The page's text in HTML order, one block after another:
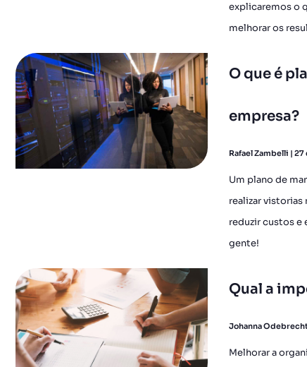
explicaremos o
melhorar os
O que é
empresa?
Rafael Zambelli 27
Um plano de
realizar vistorias
reduzir custos e
gente!
Qual a
Johanna
Melhorar a